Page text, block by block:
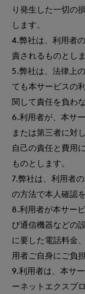
り発生した一切の
します。
4.弊社は、利用者
責されるものとしま
5.弊社は、法律上
ても本サービスの
関して責任を負わ
6.利用者が、本サ
または第三者に対
自己の責任と費用
ものとします。
7.弊社は、利用者
の方法で本人確認
8.利用者が本サー
び通信機器などの
に要した電話料金
用者ご自身にご負
9.利用者は、本サ
ーネットエクスプ